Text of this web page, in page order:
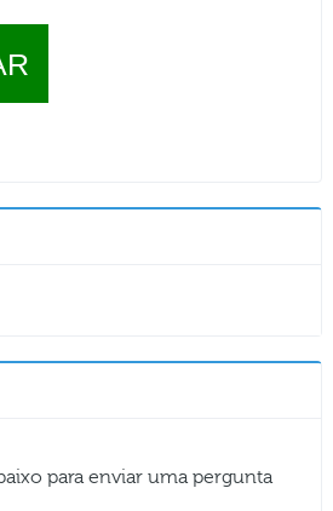
para enviar uma pergunta